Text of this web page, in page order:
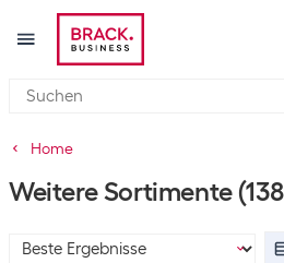
Home
Weitere Sortimente